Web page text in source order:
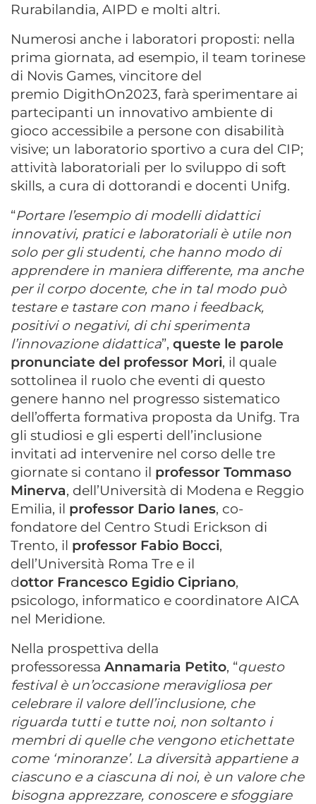
Rurabilandia, AIPD e molti altri.
Numerosi anche i laboratori proposti: nella
prima giornata, ad esempio, il team torinese
di Novis Games, vincitore del
premio DigithOn2023, farà sperimentare ai
partecipanti un innovativo ambiente di
gioco accessibile a persone con disabilità
visive; un laboratorio sportivo a cura del CIP;
attività laboratoriali per lo sviluppo di soft
skills, a cura di dottorandi e docenti Unifg.
“Portare l’esempio di modelli didattici
innovativi, pratici e laboratoriali è utile non
solo per gli studenti, che hanno modo di
apprendere in maniera differente, ma anche
per il corpo docente, che in tal modo può
testare e tastare con mano i feedback,
positivi o negativi, di chi sperimenta
l’innovazione didattica”, queste le parole
pronunciate del professor Mori, il quale
sottolinea il ruolo che eventi di questo
genere hanno nel progresso sistematico
dell’offerta formativa proposta da Unifg. Tra
gli studiosi e gli esperti dell’inclusione
invitati ad intervenire nel corso delle tre
giornate si contano il professor Tommaso
Minerva, dell’Università di Modena e Reggio
Emilia, il professor Dario Ianes, co-
fondatore del Centro Studi Erickson di
Trento, il professor Fabio Bocci,
dell’Università Roma Tre e il
dottor Francesco Egidio Cipriano,
psicologo, informatico e coordinatore AICA
nel Meridione.
Nella prospettiva della
professoressa Annamaria Petito, “questo
festival è un’occasione meravigliosa per
celebrare il valore dell’inclusione, che
riguarda tutti e tutte noi, non soltanto i
membri di quelle che vengono etichettate
come ‘minoranze’. La diversità appartiene a
ciascuno e a ciascuna di noi, è un valore che
bisogna apprezzare, conoscere e sfoggiare